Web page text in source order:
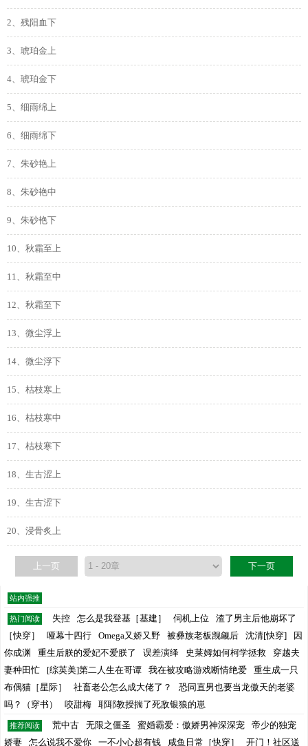
2、残阳血下
3、琥珀金上
4、琥珀金下
5、细雨绵上
6、细雨绵下
7、朱砂艳上
8、朱砂艳中
9、朱砂艳下
10、秋霜至上
11、秋霜至中
12、秋霜至下
13、微尘浮上
14、微尘浮下
15、枯枝寒上
16、枯枝寒中
17、枯枝寒下
18、生古涩上
19、生古涩下
20、浸骨炙上
上一页 下一页
站内强推
热门阅读 失控 怎么是我登基［基建］ 伺机上位
渣了男主后他崩坏了
［快穿］
哑幕十四行 Omega又娇又野 被彝族老板觊觎后 沈清[快穿]
因
你成渊
重生后朕的爱妃不爱朕了 误差演绎 史莱姆如何柯学拯救
穿越夫
妻种田忙
[综英美]第二人生在哥谭 我在被攻略游戏断情绝爱
重生成一只
布偶猫［星际］
社畜老公怎么成大佬了？
恐同直男也要当龙傲天的老婆
吗？（穿书）
咬甜梅 耶耶教授揣了死敌银狼的崽
推荐阅读 荒中古 无限之僵圣 蜜婚霸爱：傲娇男神深深宠
帝少的独宠
娇妻
怎么说我不爱你 一不小心超有钱 咸鱼日常［快穿］ 开门！社区送